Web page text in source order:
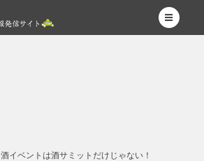
酒イベントは酒サミットだけじゃない！